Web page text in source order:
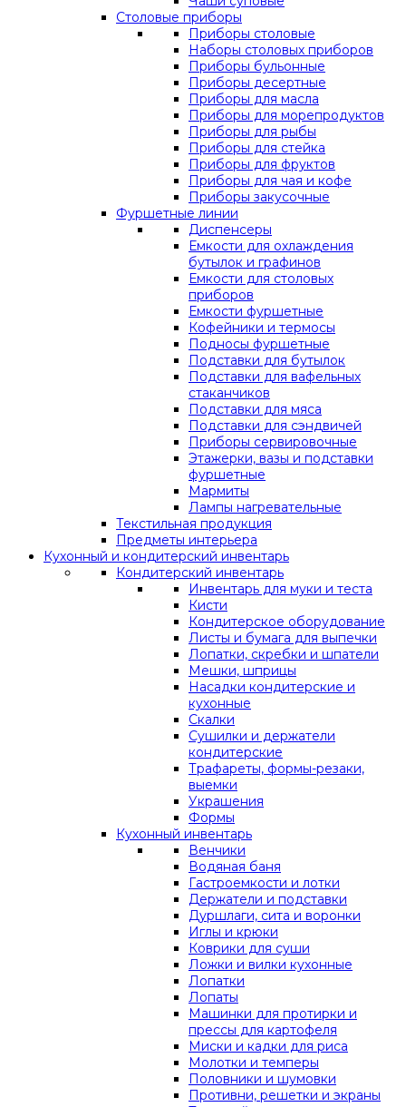
Столовые приборы
Приборы столовые
Наборы столовых приборов
Приборы бульонные
Приборы десертные
Приборы для масла
Приборы для морепродуктов
Приборы для рыбы
Приборы для стейка
Приборы для фруктов
Приборы для чая и кофе
Приборы закусочные
Фуршетные линии
Диспенсеры
Емкости для охлаждения
бутылок и графинов
Емкости для столовых
приборов
Емкости фуршетные
Кофейники и термосы
Подносы фуршетные
Подставки для бутылок
Подставки для вафельных
стаканчиков
Подставки для мяса
Подставки для сэндвичей
Приборы сервировочные
Этажерки, вазы и подставки
фуршетные
Мармиты
Лампы нагревательные
Текстильная продукция
Предметы интерьера
Кухонный и кондитерский инвентарь
Кондитерский инвентарь
Инвентарь для муки и теста
Кисти
Кондитерское оборудование
Листы и бумага для выпечки
Лопатки, скребки и шпатели
Мешки, шприцы
Насадки кондитерские и
кухонные
Скалки
Сушилки и держатели
кондитерские
Трафареты, формы-резаки,
выемки
Украшения
Формы
Кухонный инвентарь
Венчики
Водяная баня
Гастроемкости и лотки
Держатели и подставки
Дуршлаги, сита и воронки
Иглы и крюки
Коврики для суши
Ложки и вилки кухонные
Лопатки
Лопаты
Машинки для протирки и
прессы для картофеля
Миски и кадки для риса
Молотки и темперы
Половники и шумовки
Противни, решетки и экраны